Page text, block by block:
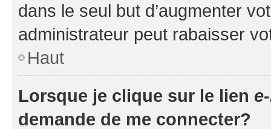
dans le seul but d’augmenter
administrateur peut rabaisser
Haut
Lorsque je clique sur le lien
demande de me connecter?